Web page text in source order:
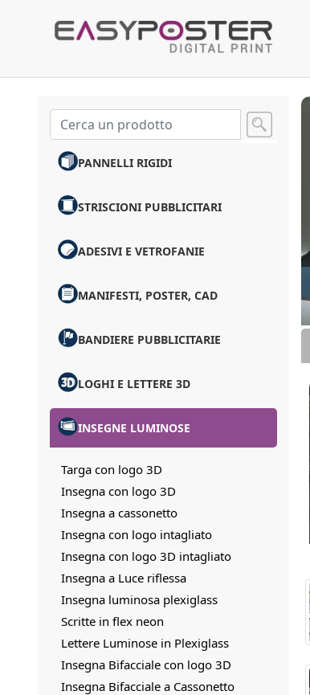
PANNELLI RIGIDI
STRISCIONI PUBBLICITARI
ADESIVI E VETROFANIE
MANIFESTI, POSTER, CAD
BANDIERE PUBBLICITARIE
LOGHI E LETTERE 3D
INSEGNE LUMINOSE
Targa con logo 3D
Insegna con logo 3D
Insegna a cassonetto
Insegna con logo intagliato
Insegna con logo 3D intagliato
Insegna a Luce riflessa
Insegna luminosa plexiglass
Scritte in flex neon
Lettere Luminose in Plexiglass
Insegna Bifacciale con logo 3D
Insegna Bifacciale a Cassonetto